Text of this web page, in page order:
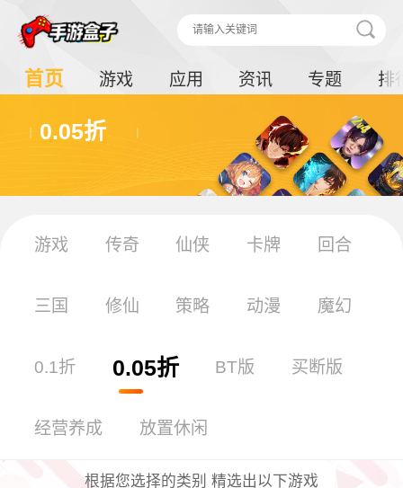
首页 游戏 应用 资讯 专题 排
0.05折
游戏 传奇 仙侠 卡牌 回合
三国 修仙 策略 动漫 魔幻
0.1折 0.05折 BT版 买断版
经营养成 放置休闲
根据您选择的类别 精选出以下游戏